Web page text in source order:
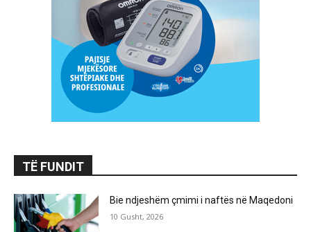
TË FUNDIT
Bie ndjeshëm çmimi i naftës në Maqedoni
10 Gusht, 2026